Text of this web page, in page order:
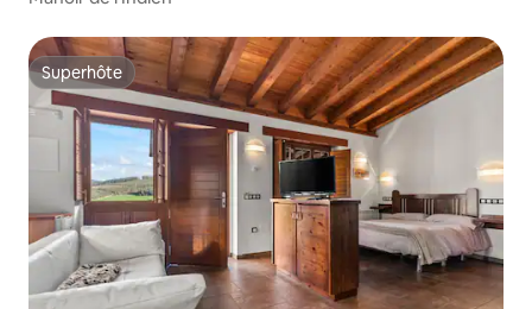
Superhôte
Superhôte